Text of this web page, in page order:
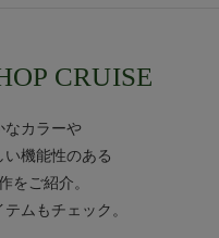
CRUISE
なカラーや
機能性のある
をご紹介。
ムもチェック。